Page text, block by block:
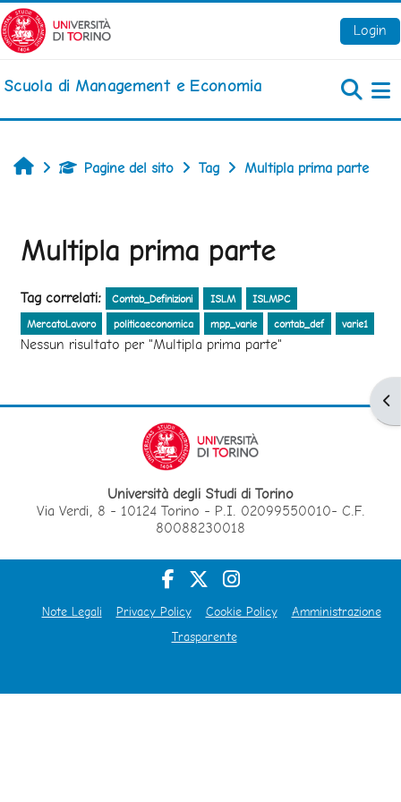
Vai al contenuto principale
Login
Scuola di Management e Economia
HomePagine del sito Tag Multipla prima parte
Multipla prima parte
Tag correlati: Contab_Definizioni ISLM
ISLMPC
MercatoLavoro
politicaeconomica mpp_varie contab_def varie1
Nessun risultato per "Multipla prima parte"
Università degli Studi di Torino
Via Verdi, 8 - 10124 Torino - P.I. 02099550010- C.F.
80088230018
Note Legali Privacy Policy Cookie Policy
Amministrazione
Trasparente